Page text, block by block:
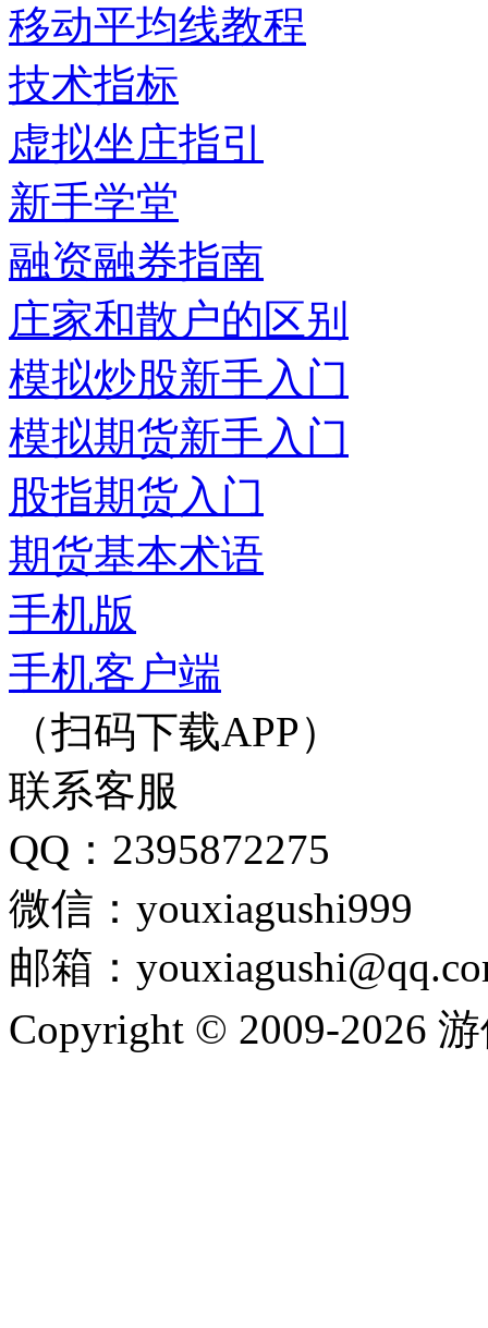
移动平均线教程
技术指标
虚拟坐庄指引
新手学堂
融资融券指南
庄家和散户的区别
模拟炒股新手入门
模拟期货新手入门
股指期货入门
期货基本术语
手机版
手机客户端
（扫码下载APP）
联系客服
QQ：2395872275
微信：youxiagushi999
邮箱：
Copyright © 2009-2026